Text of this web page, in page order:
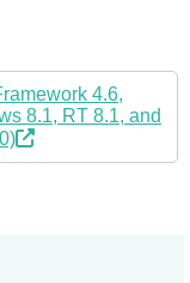
4.6,
8.1, RT 8.1, and